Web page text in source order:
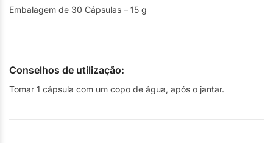
Embalagem de 30 Cápsulas – 15 g
Conselhos de utilização:
Tomar 1 cápsula com um copo de água, após o jantar.